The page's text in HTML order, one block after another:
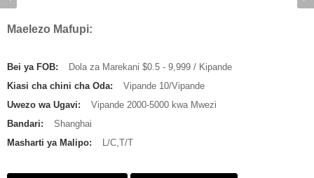
Maelezo Mafupi:
Bei ya FOB:
Dola za Marekani $0.5 - 9,999 / Kipande
Kiasi cha chini cha Oda:
Vipande 10/Vipande
Uwezo wa Ugavi:
Vipande 2000-5000 kwa Mwezi
Bandari:
Shanghai
Masharti ya Malipo:
L/C,T/T